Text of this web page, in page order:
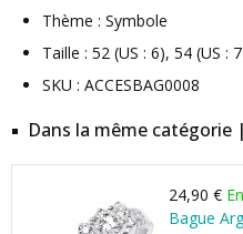
Thème : Symbole
Taille : 52 (US : 6), 54 (US :
SKU : ACCESBAG0008
Dans la même catégorie |
24,90 €
Bague